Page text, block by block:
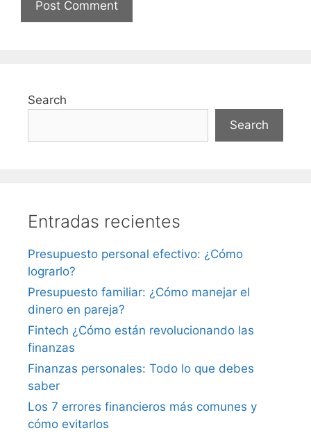
Search
Search
Entradas recientes
Presupuesto personal efectivo: ¿Cómo
lograrlo?
Presupuesto familiar: ¿Cómo manejar el
dinero en pareja?
Fintech ¿Cómo están revolucionando las
finanzas
Finanzas personales: Todo lo que debes
saber
Los 7 errores financieros más comunes y
cómo evitarlos